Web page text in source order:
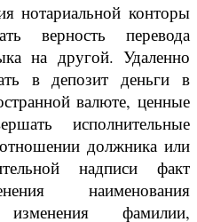
нотариальной конторы
верность перевода
на другой. Удаленно
в депозит деньги в
валюте, ценные
исполнительные
должника или
надписи факт
наименования
фамилии,